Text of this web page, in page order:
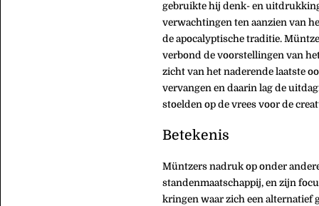
gebruikte hij denk- en
verwachtingen ten aanzien van
de apocalyptische traditie.
verbond de voorstellingen van
zicht van het naderende laatste
vervangen en daarin lag de
stoelden op de vrees voor de
Betekenis
Müntzers nadruk op onder
standenmaatschappij, en zijn
kringen waar zich een alternatief